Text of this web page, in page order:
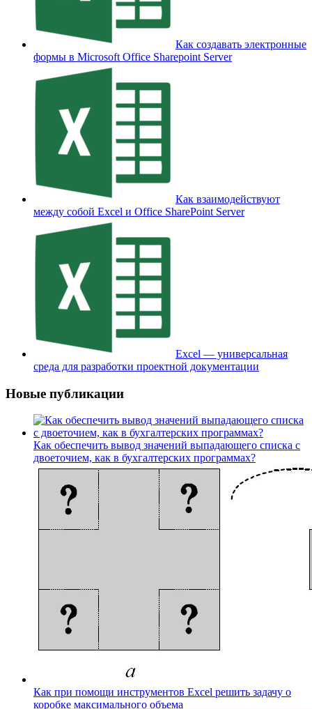
Как создавать электронные
формы в Microsoft Office Sharepoint Server
Как взаимодействуют
между собой Excel и Office SharePoint Server
Excel — универсальная
среда для разработки проектной документации
Новые публикации
Как обеспечить вывод значений выпадающего списка с
двоеточием, как в бухгалтерских программах?
Как при помощи инструментов Excel решить задачу о
коробке максимального объема